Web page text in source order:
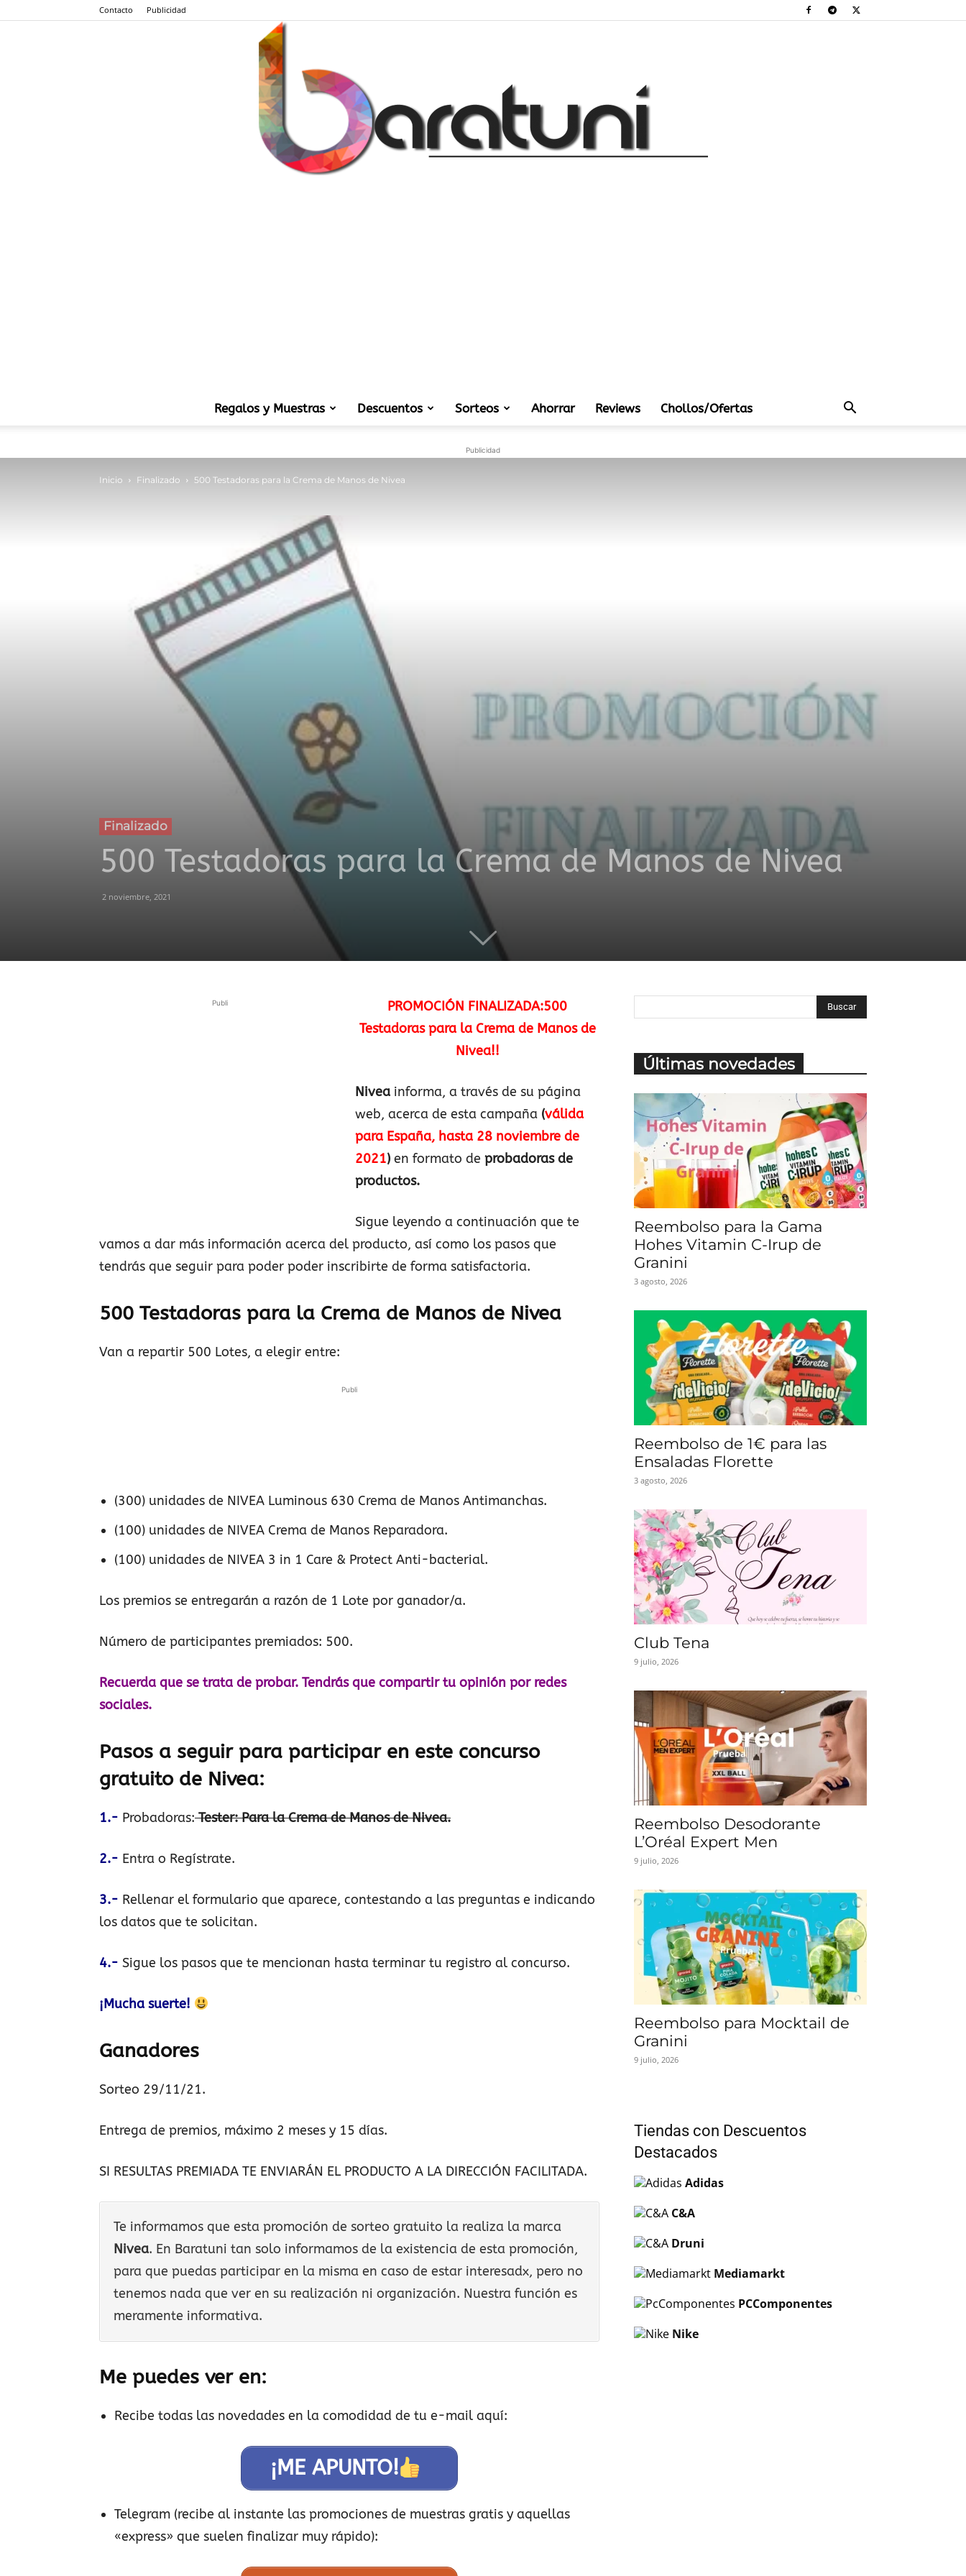
Contacto Publicidad
muestras
domicilio
Regalos y Muestras Descuentos Sorteos Ahorrar Reviews Chollos/Ofertas
Publicidad
Inicio Finalizado 500 Testadoras para la Crema de Manos de Nivea
Finalizado
500 Testadoras para la Crema de Manos de Nivea
2 noviembre, 2021
Publi
PROMOCIÓN FINALIZADA:500
Testadoras para la Crema de Manos de
Nivea!!
Nivea informa, a través de su página
web, acerca de esta campaña (válida
para España, hasta 28 noviembre de
2021) en formato de probadoras de
productos.
Sigue leyendo a continuación que te
vamos a dar más información acerca del producto, así como los pasos que
tendrás que seguir para poder poder inscribirte de forma satisfactoria.
500 Testadoras para la Crema de Manos de Nivea
Van a repartir 500 Lotes, a elegir entre:
Publi
(300) unidades de NIVEA Luminous 630 Crema de Manos Antimanchas.
(100) unidades de NIVEA Crema de Manos Reparadora.
(100) unidades de NIVEA 3 in 1 Care & Protect Anti-bacterial.
Los premios se entregarán a razón de 1 Lote por ganador/a.
Número de participantes premiados: 500.
Recuerda que se trata de probar. Tendrás que compartir tu opinión por redes
sociales.
Pasos a seguir para participar en este concurso
gratuito de Nivea:
1.- Probadoras:Tester: Para la Crema de Manos de Nivea.
2.- Entra o Regístrate.
3.- Rellenar el formulario que aparece, contestando a las preguntas e indicando
los datos que te solicitan.
4.- Sigue los pasos que te mencionan hasta terminar tu registro al concurso.
¡Mucha suerte!
Ganadores
Sorteo 29/11/21.
Entrega de premios, máximo 2 meses y 15 días.
SI RESULTAS PREMIADA TE ENVIARÁN EL PRODUCTO A LA DIRECCIÓN FACILITADA.
Te informamos que esta promoción de sorteo gratuito la realiza la marca
Nivea. En Baratuni tan solo informamos de la existencia de esta promoción,
para que puedas participar en la misma en caso de estar interesadx, pero no
tenemos nada que ver en su realización ni organización. Nuestra función es
meramente informativa.
Me puedes ver en:
Recibe todas las novedades en la comodidad de tu e-mail aquí:
¡ME APUNTO!
Telegram (recibe al instante las promociones de muestras gratis y aquellas
«express» que suelen finalizar muy rápido):
Últimas novedades
Reembolso para la Gama
Hohes Vitamin C-Irup de
Granini
3 agosto, 2026
Reembolso de 1€ para las
Ensaladas Florette
3 agosto, 2026
Club Tena
9 julio, 2026
Reembolso Desodorante
L’Oréal Expert Men
9 julio, 2026
Reembolso para Mocktail de
Granini
9 julio, 2026
Tiendas con Descuentos
Destacados
Adidas
C&A
Druni
Mediamarkt
PCComponentes
Nike